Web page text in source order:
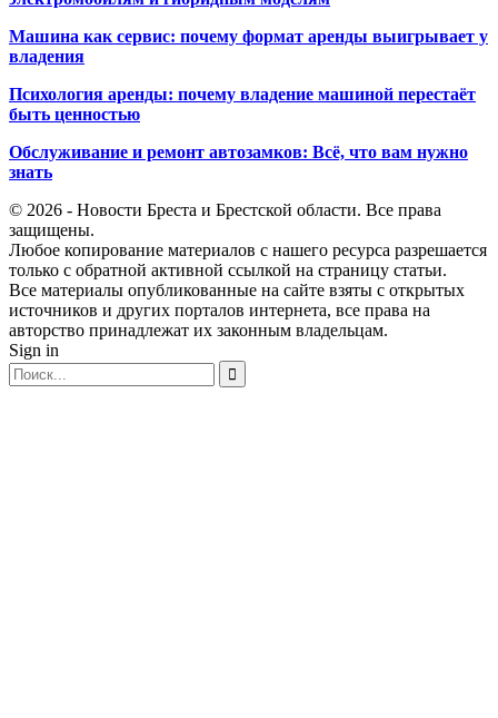
Машина как сервис: почему формат аренды выигрывает у
владения
Психология аренды: почему владение машиной перестаёт
быть ценностью
Обслуживание и ремонт автозамков: Всё, что вам нужно
знать
© 2026 - Новости Бреста и Брестской области. Все права
защищены.
Любое копирование материалов с нашего ресурса разрешается
только с обратной активной ссылкой на страницу статьи.
Все материалы опубликованные на сайте взяты с открытых
источников и других порталов интернета, все права на
авторство принадлежат их законным владельцам.
Sign in